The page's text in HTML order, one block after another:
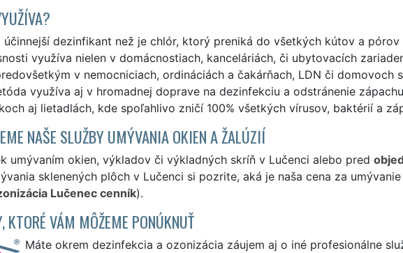
dezinfikant než je chlór, ktorý preniká do všetkých kútov a pórov
využíva nielen v domácnostiach, kanceláriách, či ubytovacích
v nemocniciach, ordináciách a čakárňach, LDN či domovoch
využíva aj v hromadnej doprave na dezinfekciu a odstránenie
aj lietadlách, kde spoľahlivo zničí 100% všetkých vírusov, baktérií a
NAŠE SLUŽBY UMÝVANIA OKIEN A ŽALÚZIÍ
umývaním okien, výkladov či výkladných skríň v Lučenci alebo pred
sklenených plôch v Lučenci si pozrite, aká je naša cena za
Lučenec cenník).
KTORÉ VÁM MÔŽEME PONÚKNUŤ
Máte okrem dezinfekcia a ozonizácia záujem aj o iné profesionálne